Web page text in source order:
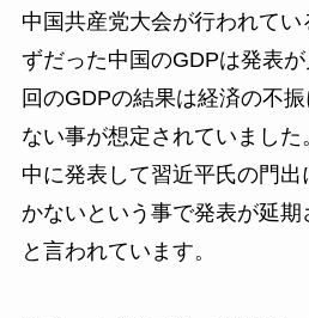
中国共産党大会が行われて
ずだった中国のGDPは発表
回のGDPの結果は経済の不
ない事が想定されていまし
中に発表して習近平氏の門
かないという事で発表が延
と言われています。